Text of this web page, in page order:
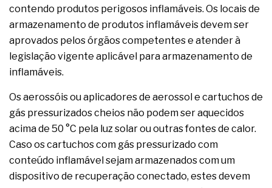
contendo produtos perigosos inflamáveis. Os locais de
armazenamento de produtos inflamáveis devem ser
aprovados pelos órgãos competentes e atender à
legislação vigente aplicável para armazenamento de
inflamáveis.
Os aerossóis ou aplicadores de aerossol e cartuchos de
gás pressurizados cheios não podem ser aquecidos
acima de 50 °C pela luz solar ou outras fontes de calor.
Caso os cartuchos com gás pressurizado com
conteúdo inflamável sejam armazenados com um
dispositivo de recuperação conectado, estes devem